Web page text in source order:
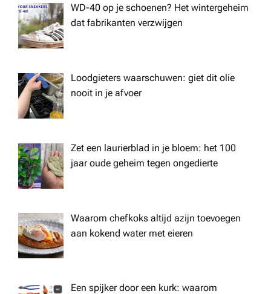
WD-40 op je schoenen? Het wintergeheim
dat fabrikanten verzwijgen
Loodgieters waarschuwen: giet dit olie
nooit in je afvoer
Zet een laurierblad in je bloem: het 100
jaar oude geheim tegen ongedierte
Waarom chefkoks altijd azijn toevoegen
aan kokend water met eieren
Een spijker door een kurk: waarom